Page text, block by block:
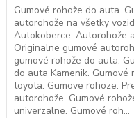
Gumové rohože do auta.
autorohože na všetky
Autokoberce. Autorohože
Originalne gumové
gumové rohože do auta.
do auta Kamenik. Gumové
toyota. Gumove rohoze.
autorohože. Gumové
univerzalne. Gumové roh...